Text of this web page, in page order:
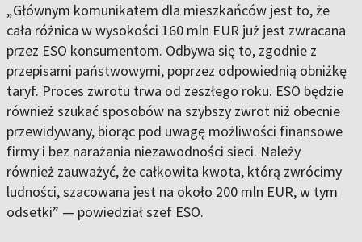
„Głównym komunikatem dla mieszkańców jest to, że
cała różnica w wysokości 160 mln EUR już jest zwracana
przez ESO konsumentom. Odbywa się to, zgodnie z
przepisami państwowymi, poprzez odpowiednią obniżkę
taryf. Proces zwrotu trwa od zeszłego roku. ESO będzie
również szukać sposobów na szybszy zwrot niż obecnie
przewidywany, biorąc pod uwagę możliwości finansowe
firmy i bez narażania niezawodności sieci. Należy
również zauważyć, że całkowita kwota, którą zwrócimy
ludności, szacowana jest na około 200 mln EUR, w tym
odsetki” — powiedział szef ESO.